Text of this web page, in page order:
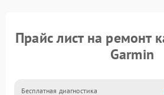
Прайс лист на ремонт
Garmin
Бесплатная диагностика